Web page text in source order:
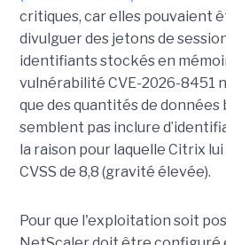
critiques, car elles pouvaient
divulguer des jetons de
identifiants stockés en
vulnérabilité CVE-2026-8451
que des quantités de données
semblent pas inclure
la raison pour laquelle Citrix
CVSS de 8,8 (gravité élevée).
Pour que l'exploitation soit